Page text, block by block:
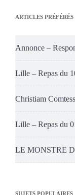
ARTICLES PRÉFÉRÉS
Annonce –
Lille – Repas du
Christiam
Lille – Repas du
LE MONSTRE
SUJETS POPULAIRES